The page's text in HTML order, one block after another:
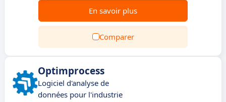
En savoir plus
Comparer
Optimprocess
Logiciel d'analyse de
données pour l'industrie